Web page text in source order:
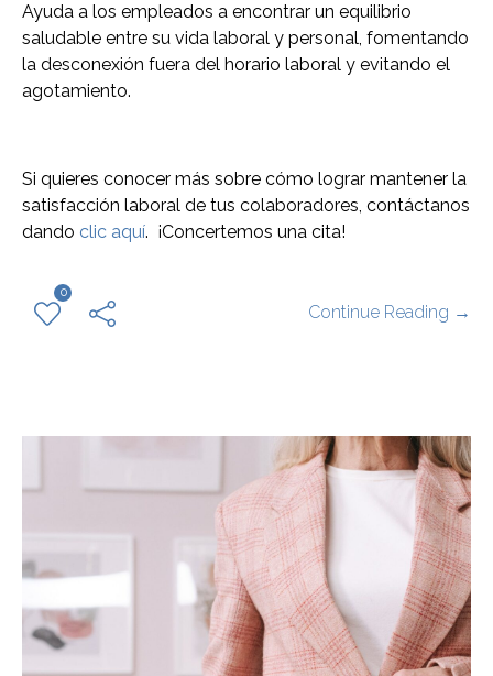
Ayuda a los empleados a encontrar un equilibrio
saludable entre su vida laboral y personal, fomentando
la desconexión fuera del horario laboral y evitando el
agotamiento.
Si quieres conocer más sobre cómo lograr mantener la
satisfacción laboral de tus colaboradores, contáctanos
dando clic aquí. ¡Concertemos una cita!
0
Continue Reading →